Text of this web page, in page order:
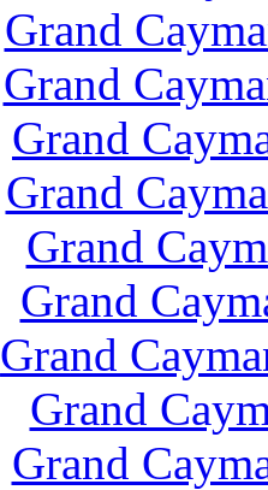
Grand
Grand
Grand
Grand
Grand
Grand
Grand
Grand
Grand